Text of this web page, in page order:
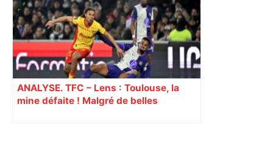
ANALYSE. TFC – Lens : Toulouse, la
mine défaite ! Malgré de belles